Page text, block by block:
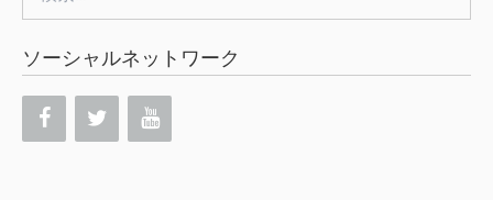
索:
ソーシャルネットワーク